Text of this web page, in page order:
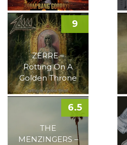
ZERRE –
Rotting On A
Golden Throne
9
THE
MENZINGERS –
6.5